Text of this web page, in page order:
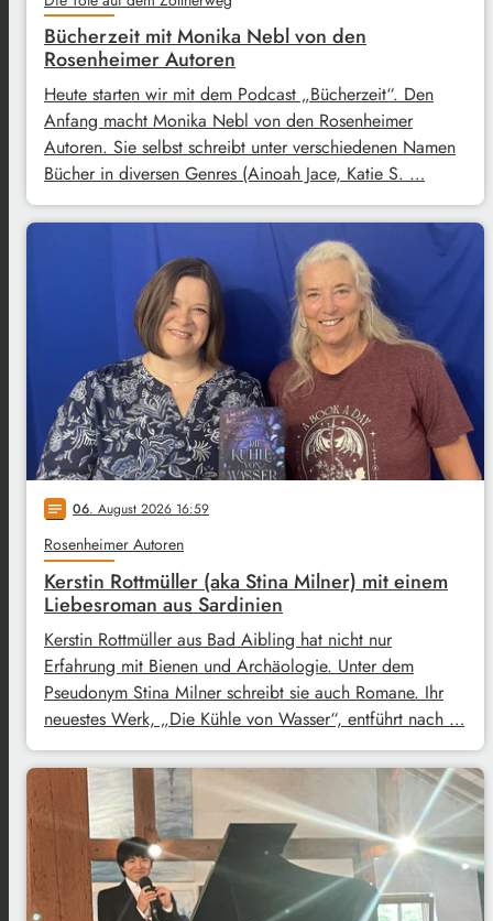
Bücherzeit mit Monika Nebl von den
Rosenheimer Autoren
Heute starten wir mit dem Podcast „Bücherzeit“. Den
Anfang macht Monika Nebl von den Rosenheimer
Autoren. Sie selbst schreibt unter verschiedenen Namen
Bücher in diversen Genres (Ainoah Jace, Katie S. …
notes 06. August 2026 16:59
Rosenheimer Autoren
Kerstin Rottmüller (aka Stina Milner) mit einem
Liebesroman aus Sardinien
Kerstin Rottmüller aus Bad Aibling hat nicht nur
Erfahrung mit Bienen und Archäologie. Unter dem
Pseudonym Stina Milner schreibt sie auch Romane. Ihr
neuestes Werk, „Die Kühle von Wasser“, entführt nach …